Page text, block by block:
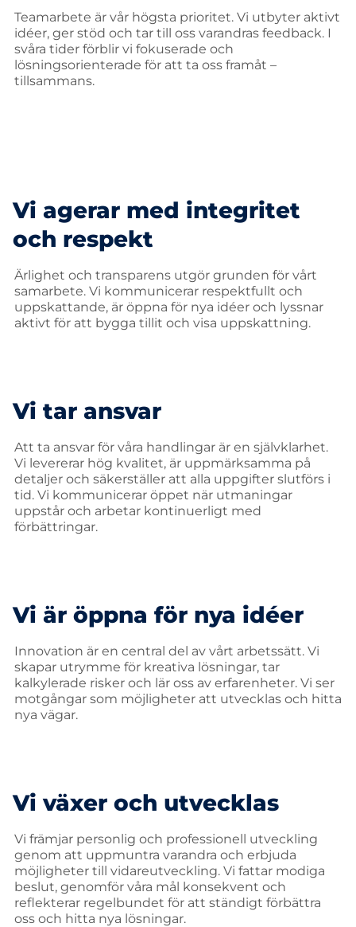
Teamarbete är vår högsta prioritet. Vi utbyter aktivt
idéer, ger stöd och tar till oss varandras feedback. I
svåra tider förblir vi fokuserade och
lösningsorienterade för att ta oss framåt –
tillsammans.
Vi agerar med integritet
och respekt
Ärlighet och transparens utgör grunden för vårt
samarbete. Vi kommunicerar respektfullt och
uppskattande, är öppna för nya idéer och lyssnar
aktivt för att bygga tillit och visa uppskattning.
Vi tar ansvar
Att ta ansvar för våra handlingar är en självklarhet.
Vi levererar hög kvalitet, är uppmärksamma på
detaljer och säkerställer att alla uppgifter slutförs i
tid. Vi kommunicerar öppet när utmaningar
uppstår och arbetar kontinuerligt med
förbättringar.
Vi är öppna för nya idéer
Innovation är en central del av vårt arbetssätt. Vi
skapar utrymme för kreativa lösningar, tar
kalkylerade risker och lär oss av erfarenheter. Vi ser
motgångar som möjligheter att utvecklas och hitta
nya vägar.
Vi växer och utvecklas
Vi främjar personlig och professionell utveckling
genom att uppmuntra varandra och erbjuda
möjligheter till vidareutveckling. Vi fattar modiga
beslut, genomför våra mål konsekvent och
reflekterar regelbundet för att ständigt förbättra
oss och hitta nya lösningar.